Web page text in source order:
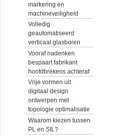
markering en
machineveiligheid
Volledig
geautomatiseerd
verticaal glasboren
Vooraf nadenken
bespaart fabrikant
hoofdbrekens achteraf
Vrije vormen uit
digitaal design
ontwerpen met
topologie optimalisatie
Waarom kiezen tussen
PL en SIL?